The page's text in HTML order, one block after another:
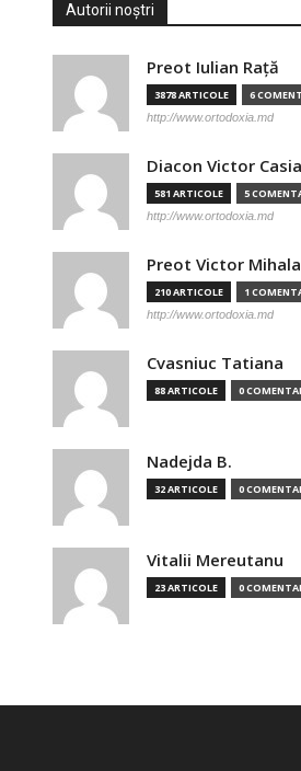
Autorii noștri
Preot Iulian Raţă
3878 ARTICOLE 6
http://www.ortodoxia.md
Diacon Victor
581 ARTICOLE 5
http://www.ortodoxia.md
Preot Victor
210 ARTICOLE 1
http://www.ortodoxia.md
Cvasniuc Tatiana
88 ARTICOLE 0
Nadejda B.
32 ARTICOLE 0
Vitalii Mereutanu
23 ARTICOLE 0